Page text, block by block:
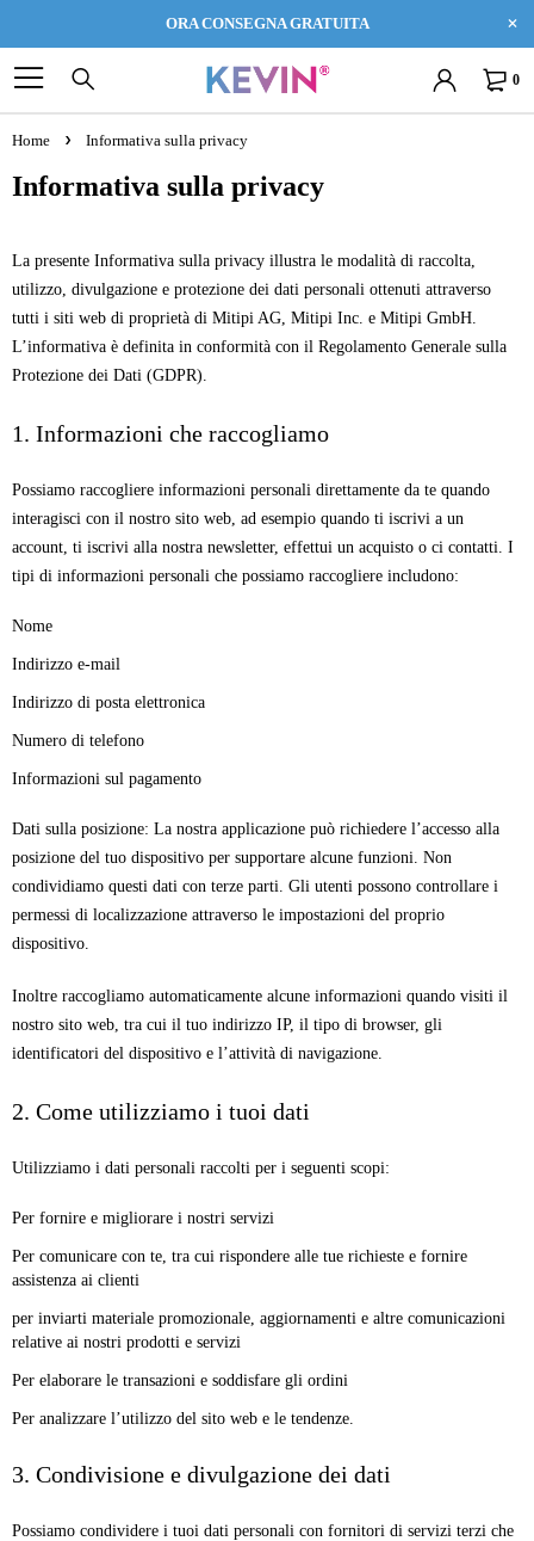
ORA CONSEGNA GRATUITA
0
Home Informativa sulla privacy
Informativa sulla privacy
La presente Informativa sulla privacy illustra le modalità di raccolta,
utilizzo, divulgazione e protezione dei dati personali ottenuti attraverso
tutti i siti web di proprietà di Mitipi AG, Mitipi Inc. e Mitipi GmbH.
L’informativa è definita in conformità con il Regolamento Generale sulla
Protezione dei Dati (GDPR).
1. Informazioni che raccogliamo
Possiamo raccogliere informazioni personali direttamente da te quando
interagisci con il nostro sito web, ad esempio quando ti iscrivi a un
account, ti iscrivi alla nostra newsletter, effettui un acquisto o ci contatti. I
tipi di informazioni personali che possiamo raccogliere includono:
Nome
Indirizzo e-mail
Indirizzo di posta elettronica
Numero di telefono
Informazioni sul pagamento
Dati sulla posizione: La nostra applicazione può richiedere l’accesso alla
posizione del tuo dispositivo per supportare alcune funzioni. Non
condividiamo questi dati con terze parti. Gli utenti possono controllare i
permessi di localizzazione attraverso le impostazioni del proprio
dispositivo.
Inoltre raccogliamo automaticamente alcune informazioni quando visiti il
nostro sito web, tra cui il tuo indirizzo IP, il tipo di browser, gli
identificatori del dispositivo e l’attività di navigazione.
2. Come utilizziamo i tuoi dati
Utilizziamo i dati personali raccolti per i seguenti scopi:
Per fornire e migliorare i nostri servizi
Per comunicare con te, tra cui rispondere alle tue richieste e fornire
assistenza ai clienti
per inviarti materiale promozionale, aggiornamenti e altre comunicazioni
relative ai nostri prodotti e servizi
Per elaborare le transazioni e soddisfare gli ordini
Per analizzare l’utilizzo del sito web e le tendenze.
3. Condivisione e divulgazione dei dati
Possiamo condividere i tuoi dati personali con fornitori di servizi terzi che